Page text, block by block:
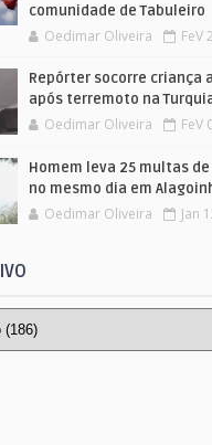
comunidade de Tabuleiro
Oedimar Oliveira FeV
Repórter socorre criança
após terremoto na
Oedimar Oliveira FeV
Homem leva 25 multas
no mesmo dia em
Oedimar Oliveira Jan